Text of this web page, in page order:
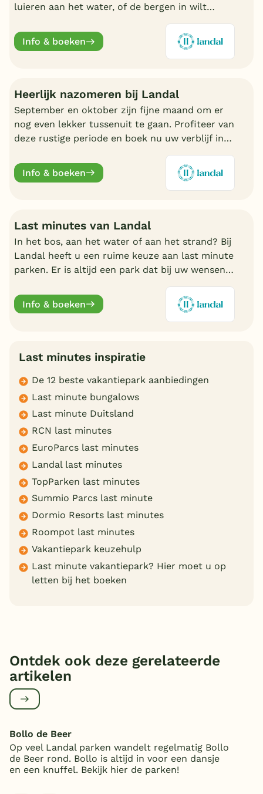
luieren aan het water, of de bergen in wilt
fijn Landal park.
Info & boeken
Heerlijk nazomeren bij Landal
September en oktober zijn fijne maand om er
nog even lekker tussenuit te gaan. Profiteer van
deze rustige periode en boek nu uw verblijf in
Info & boeken
Last minutes van Landal
In het bos, aan het water of aan het strand? Bij
Landal heeft u een ruime keuze aan last minute
parken. Er is altijd een park dat bij uw wensen
online.
Info & boeken
Last minutes inspiratie
De 12 beste vakantiepark aanbiedingen
Last minute bungalows
Last minute Duitsland
RCN last minutes
EuroParcs last minutes
Landal last minutes
TopParken last minutes
Summio Parcs last minute
Dormio Resorts last minutes
Roompot last minutes
Vakantiepark keuzehulp
Last minute vakantiepark? Hier moet u op
letten bij het boeken
Ontdek ook deze gerelateerde
artikelen
Bollo de Beer
Op veel Landal parken wandelt regelmatig Bollo
de Beer rond. Bollo is altijd in voor een dansje
en een knuffel. Bekijk hier de parken!